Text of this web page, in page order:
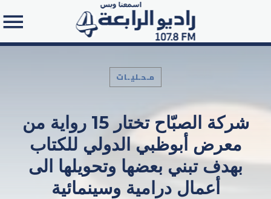
Search in the website:
مـحـليـات
شركة الصبّاح تختار 15 رواية من
معرض أبوظبي الدولي للكتاب
بهدف تبني بعضها وتحويلها الى
أعمال درامية وسينمائية